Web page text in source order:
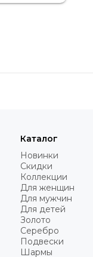
Каталог
Новинки
Скидки
Коллекции
Для женщин
Для мужчин
Для детей
Золото
Серебро
Подвески
Шармы